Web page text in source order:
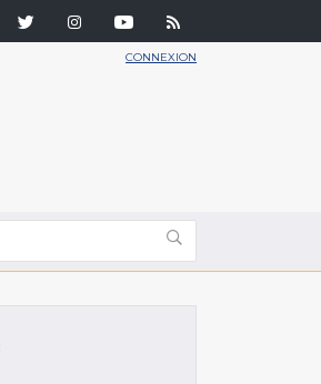
CONNEXION